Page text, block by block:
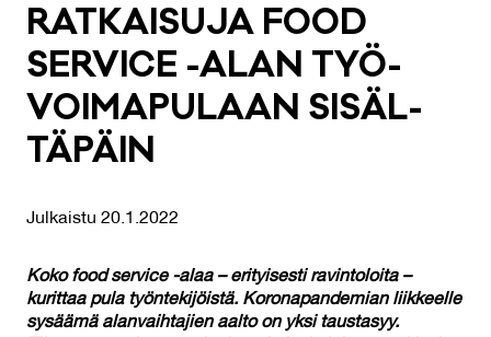
RAT­KAI­SU­JA FOOD
SER­VI­CE -ALAN TYÖ­
VOI­MA­PU­LAAN SI­SÄL­
TÄ­PÄIN
Julkaistu 20.1.2022
Koko food service -alaa – erityisesti ravintoloita –
kurittaa pula työntekijöistä. Koronapandemian liikkeelle
sysäämä alanvaihtajien aalto on yksi taustasyy.